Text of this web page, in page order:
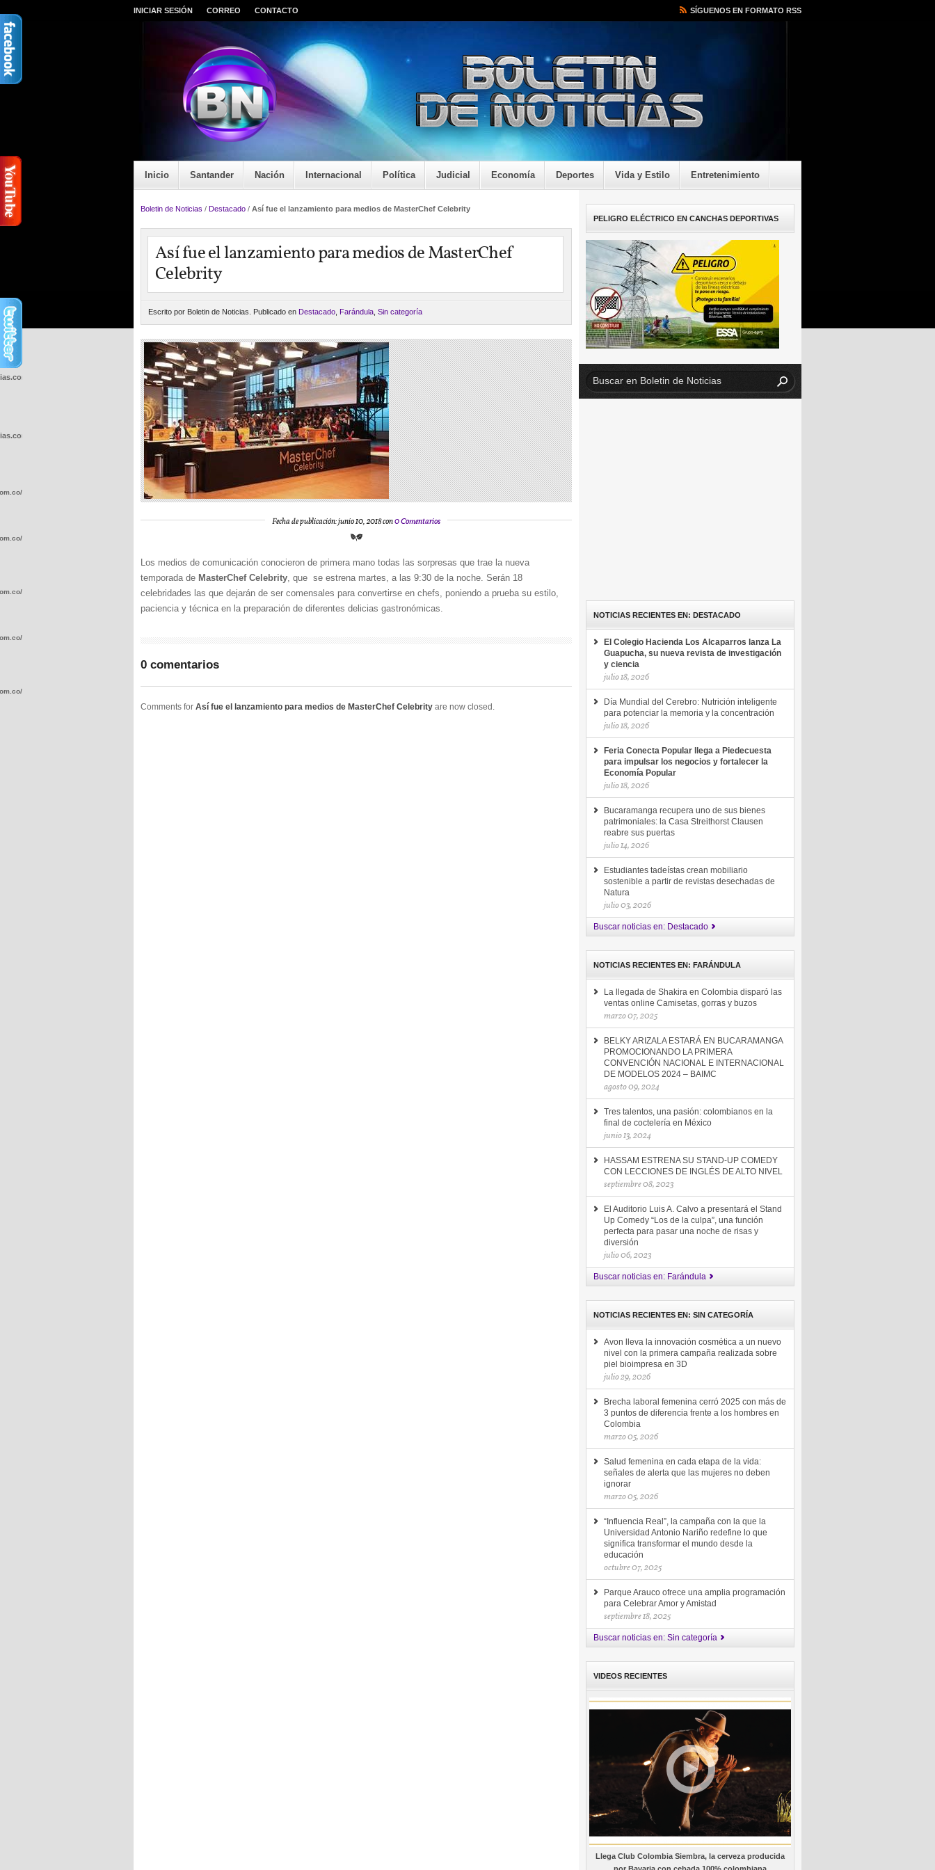
INICIAR SESIÓN CORREO CONTACTO SÍGUENOS EN FORMATO RSS
Inicio Santander Nación Internacional Política Judicial Economía Deportes Vida y Estilo Entretenimiento
Boletin de Noticias / Destacado / Así fue el lanzamiento para medios de MasterChef Celebrity
Así fue el lanzamiento para medios de MasterChef
Celebrity
Escrito por Boletin de Noticias. Publicado en Destacado Farándula Sin categoría
Fecha de publicación: junio 10, 2018 con0 Comentarios
Los medios de comunicación conocieron de primera mano todas las sorpresas que trae la nueva
temporada de MasterChef Celebrity, que se estrena martes, a las 9:30 de la noche. Serán 18
celebridades las que dejarán de ser comensales para convertirse en chefs, poniendo a prueba su estilo,
paciencia y técnica en la preparación de diferentes delicias gastronómicas.
0 comentarios
Comments for Así fue el lanzamiento para medios de MasterChef Celebrity are now closed.
PELIGRO ELÉCTRICO EN CANCHAS DEPORTIVAS
NOTICIAS RECIENTES EN: DESTACADO
El Colegio Hacienda Los Alcaparros lanza La
Guapucha, su nueva revista de investigación
y ciencia
julio 18, 2026
Día Mundial del Cerebro: Nutrición inteligente
para potenciar la memoria y la concentración
julio 18, 2026
Feria Conecta Popular llega a Piedecuesta
para impulsar los negocios y fortalecer la
Economía Popular
julio 18, 2026
Bucaramanga recupera uno de sus bienes
patrimoniales: la Casa Streithorst Clausen
reabre sus puertas
julio 14, 2026
Estudiantes tadeístas crean mobiliario
sostenible a partir de revistas desechadas de
Natura
julio 03, 2026
Buscar noticias en: Destacado
NOTICIAS RECIENTES EN: FARÁNDULA
La llegada de Shakira en Colombia disparó las
ventas online Camisetas, gorras y buzos
marzo 07, 2025
BELKY ARIZALA ESTARÁ EN BUCARAMANGA
PROMOCIONANDO LA PRIMERA
CONVENCIÓN NACIONAL E INTERNACIONAL
DE MODELOS 2024 – BAIMC
agosto 09, 2024
Tres talentos, una pasión: colombianos en la
final de coctelería en México
junio 13, 2024
HASSAM ESTRENA SU STAND-UP COMEDY
CON LECCIONES DE INGLÉS DE ALTO NIVEL
septiembre 08, 2023
El Auditorio Luis A. Calvo a presentará el Stand
Up Comedy “Los de la culpa”, una función
perfecta para pasar una noche de risas y
diversión
julio 06, 2023
Buscar noticias en: Farándula
NOTICIAS RECIENTES EN: SIN CATEGORÍA
Avon lleva la innovación cosmética a un nuevo
nivel con la primera campaña realizada sobre
piel bioimpresa en 3D
julio 29, 2026
Brecha laboral femenina cerró 2025 con más de
3 puntos de diferencia frente a los hombres en
Colombia
marzo 05, 2026
Salud femenina en cada etapa de la vida:
señales de alerta que las mujeres no deben
ignorar
marzo 05, 2026
“Influencia Real”, la campaña con la que la
Universidad Antonio Nariño redefine lo que
significa transformar el mundo desde la
educación
octubre 07, 2025
Parque Arauco ofrece una amplia programación
para Celebrar Amor y Amistad
septiembre 18, 2025
Buscar noticias en: Sin categoría
VIDEOS RECIENTES
Llega Club Colombia Siembra, la cerveza producida
wp-
wp-
wp-
wp-
wp-
wp-
wp-